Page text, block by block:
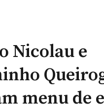
Nicolau e
menu de